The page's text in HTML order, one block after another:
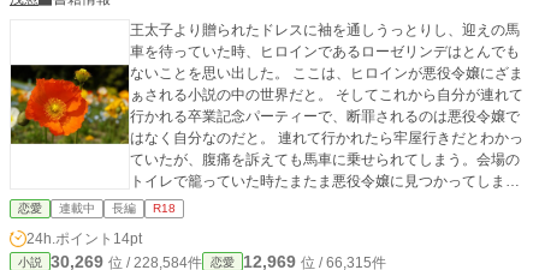
王太子より贈られたドレスに袖を通しうっとりし、迎えの馬
車を待っていた時、ヒロインであるローゼリンデはとんでも
ないことを思い出した。 ここは、ヒロインが悪役令嬢にざま
ぁされる小説の中の世界だと。 そしてこれから自分が連れて
行かれる卒業記念パーティーで、断罪されるのは悪役令嬢で
はなく自分なのだと。 連れて行かれたら牢屋行きだとわかっ
ていたが、腹痛を訴えても馬車に乗せられてしまう。会場の
トイレで籠っていた時たまたま悪役令嬢に見つかってしま
う。 「ごめんなさい、助けてください！ そんなつもりじゃ
なかったんです！」 悪役令嬢はそんなヒロインににっこりと
ほほ笑んだ。 異世界転生したのはヒロインだけではないんで
恋愛 連載中 長編 R18
24h.ポイント 14pt
小説 30,269 位 / 228,584件 恋愛 12,969 位 / 66,315件